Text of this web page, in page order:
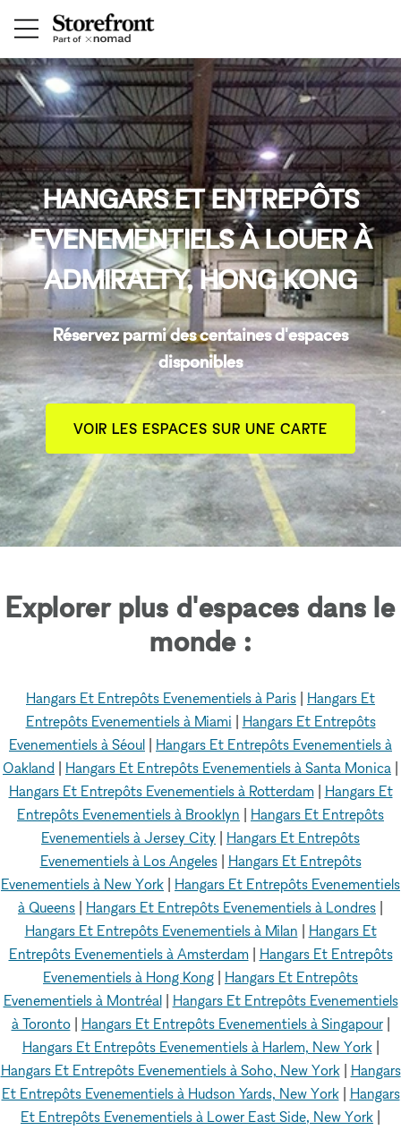
HANGARS ET ENTREPÔTS
EVENEMENTIELS À LOUER À
ADMIRALTY, HONG KONG
Réservez parmi des centaines d'espaces
disponibles
VOIR LES ESPACES SUR UNE CARTE
Explorer plus d'espaces dans le
monde :
Hangars Et Entrepôts Evenementiels à Paris
Hangars Et
Entrepôts Evenementiels à Miami
Hangars Et Entrepôts
Evenementiels à Séoul
Hangars Et Entrepôts Evenementiels à
Oakland
Hangars Et Entrepôts Evenementiels à Santa Monica
Hangars Et Entrepôts Evenementiels à Rotterdam| Hangars Et
Entrepôts Evenementiels à Brooklyn
Hangars Et Entrepôts
Evenementiels à Jersey City
Hangars Et Entrepôts
Evenementiels à Los Angeles| Hangars Et Entrepôts
Evenementiels à New York
Hangars Et Entrepôts Evenementiels
à Queens
Hangars Et Entrepôts Evenementiels à Londres
Hangars Et Entrepôts Evenementiels à Milan
Hangars Et
Entrepôts Evenementiels à Amsterdam| Hangars Et Entrepôts
Evenementiels à Hong Kong
Hangars Et Entrepôts
Evenementiels à Montréal| Hangars Et Entrepôts Evenementiels
à Toronto| Hangars Et Entrepôts Evenementiels à Singapour|
Hangars Et Entrepôts Evenementiels à Harlem, New York|
Hangars Et Entrepôts Evenementiels à Soho, New York| Hangars
Et Entrepôts Evenementiels à Hudson Yards, New York| Hangars
Et Entrepôts Evenementiels à Lower East Side, New York